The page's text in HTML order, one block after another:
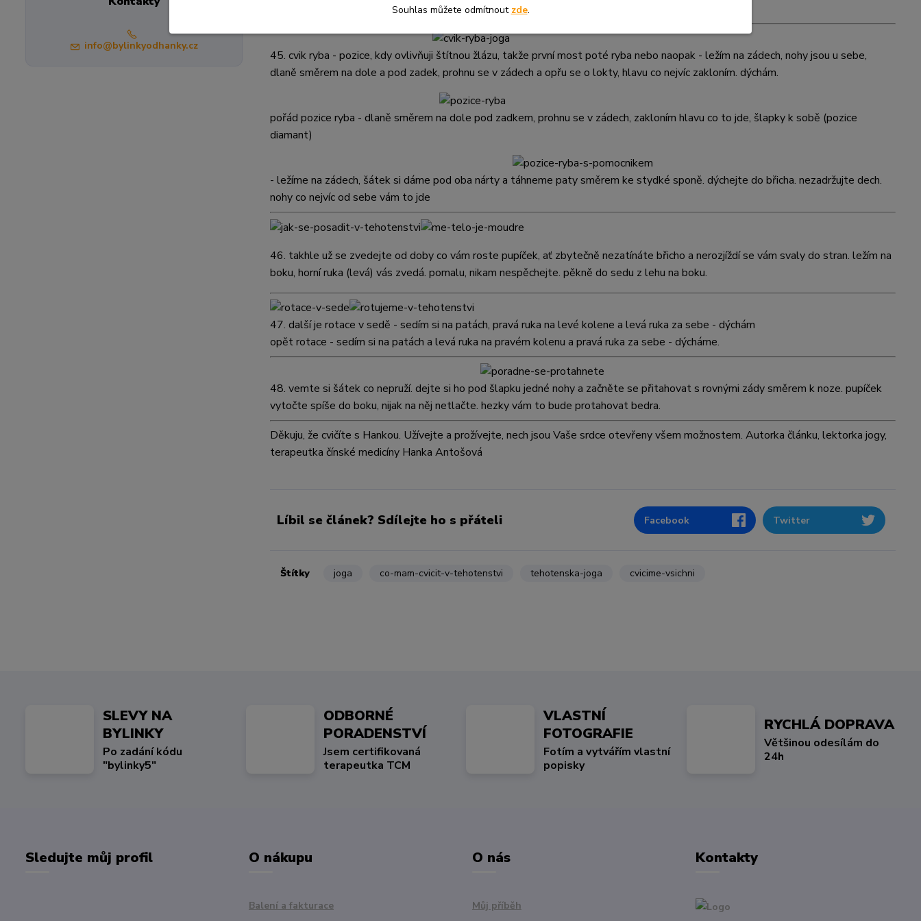
info@bylinkyodhanky.cz
štítnou žlázu, proto je potřeba vždy po mostu udělat proti pozici - viz další cvik ryba
45.cvik ryba - pozice, kdy ovlivňuji štítnou žlázu, takže první most poté ryba nebo naopak - ležím na zádech, nohy jsou u sebe,
dlaně směrem na dole a pod zadek, prohnu se v zádech a opřu se o lokty, hlavu co nejvíc zakloním. dýchám.
pořád pozice ryba - dlaně směrem na dole pod zadkem, prohnu se v zádech, zakloním hlavu co to jde, šlapky k sobě (pozice
diamant)
- ležíme na zádech, šátek si dáme pod oba nárty a táhneme paty směrem ke stydké sponě. dýchejte do břicha. nezadržujte dech.
nohy co nejvíc od sebe vám to jde
46. takhle už se zvedejte od doby co vám roste pupíček, ať zbytečně nezatínáte břicho a nerozjíždí se vám svaly do stran. ležím na
boku, horní ruka (levá) vás zvedá.pomalu, nikam nespěchejte. pěkně do sedu z lehu na boku.
47.další je rotace v sedě - sedím si na patách, pravá ruka na levé kolene a levá ruka za sebe - dýchám
opět rotace - sedím si na patách a levá ruka na pravém kolenu a pravá ruka za sebe - dýcháme.
48.vemte si šátek co nepruží. dejte si ho pod šlapku jedné nohy a začněte se přitahovat s rovnými zády směrem k noze. pupíček
vytočte spíše do boku, nijak na něj netlačte. hezky vám to bude protahovat bedra.
Děkuju, že cvičíte s Hankou. Užívejte a prožívejte, nech jsou Vaše srdce otevřeny všem možnostem. Autorka článku, lektorka jogy,
terapeutka čínské medicíny Hanka Antošová
Líbil se článek? Sdílejte ho s přáteli Facebook Twitter
Štítky joga co-mam-cvicit-v-tehotenstvi tehotenska-joga cvicime-vsichni
SLEVY NA
BYLINKY
Po zadání kódu
"bylinky5"
ODBORNÉ
PORADENSTVÍ
Jsem certifikovaná
terapeutka TCM
VLASTNÍ
FOTOGRAFIE
Fotím a vytvářím vlastní
popisky
RYCHLÁ DOPRAVA
Většinou odesílám do
24h
Sledujte můj profil O nákupu
Balení a fakturace
O nás
Můj příběh
Kontakty
Souhlas můžete odmítnout zde.